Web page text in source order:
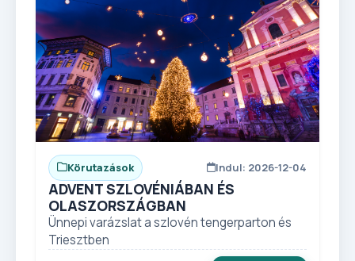
Körutazások Indul: 2026-12-04
ADVENT SZLOVÉNIÁBAN ÉS
OLASZORSZÁGBAN
Ünnepi varázslat a szlovén tengerparton és
Triesztben